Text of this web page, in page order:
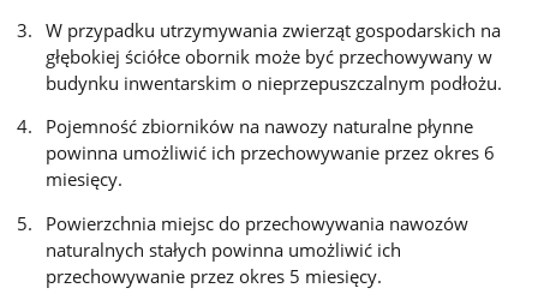
W przypadku utrzymywania zwierząt gospodarskich na
głębokiej ściółce obornik może być przechowywany w
budynku inwentarskim o nieprzepuszczalnym podłożu.
Pojemność zbiorników na nawozy naturalne płynne
powinna umożliwić ich przechowywanie przez okres 6
miesięcy.
Powierzchnia miejsc do przechowywania nawozów
naturalnych stałych powinna umożliwić ich
przechowywanie przez okres 5 miesięcy.